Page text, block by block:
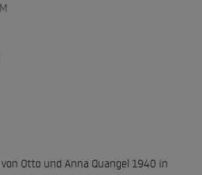
Otto und Anna Quangel 1940 in